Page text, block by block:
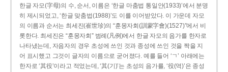
한글 자모(字母)의 수, 순서, 이름은 ‘한글 마춤법 통일안(1933)’에서 분명
히 제시되었고, ‘한글 맞춤법(1988)’도 이를 이어받았다. 이 가운데 자모
의 이름과 순서는 최세진(崔世珍)의 “훈몽자회(訓蒙字會)(1527)”에서 비
롯한다. 최세진은 “훈몽자회” 범례(凡例)에서 한글 자모의 음가를 한자로
나타냈는데, 자음자의 경우 초성에 쓰인 것과 종성에 쓰인 것을 짝을 지
어 표시했고 그것이 글자의 이름으로 굳어졌다. 예를 들어 ‘ㄱ’ 아래에는
한자로 ‘其役’이라고 적었는데, ‘其(기)’는 초성의 음가를, ‘役(역)’은 종성